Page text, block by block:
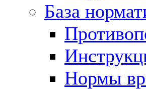
База
Нормы